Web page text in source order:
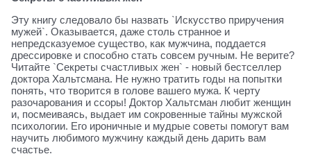
Эту книгу следовало бы назвать `Искусство приручения
мужей`. Оказывается, даже столь странное и
непредсказуемое существо, как мужчина, поддается
дрессировке и способно стать совсем ручным. Не верите?
Читайте `Секреты счастливых жен` - новый бестселлер
доктора Хальтсмана. Не нужно тратить годы на попытки
понять, что творится в голове вашего мужа. К черту
разочарования и ссоры! Доктор Хальтсман любит женщин
и, посмеиваясь, выдает им сокровенные тайны мужской
психологии. Его ироничные и мудрые советы помогут вам
научить любимого мужчину каждый день дарить вам
счастье.